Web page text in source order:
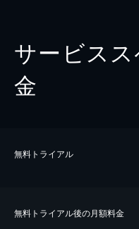
サービス
金
無料トライアル
無料トライアル後の⽉額料金